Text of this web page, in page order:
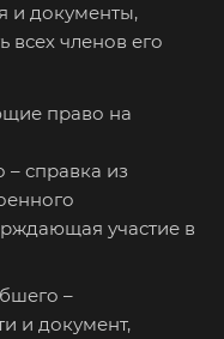
и документы,
всех членов его
право на
справка из
участие в
–
и документ,